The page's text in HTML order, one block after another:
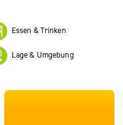
Essen & Trinken
Lage & Umgebung